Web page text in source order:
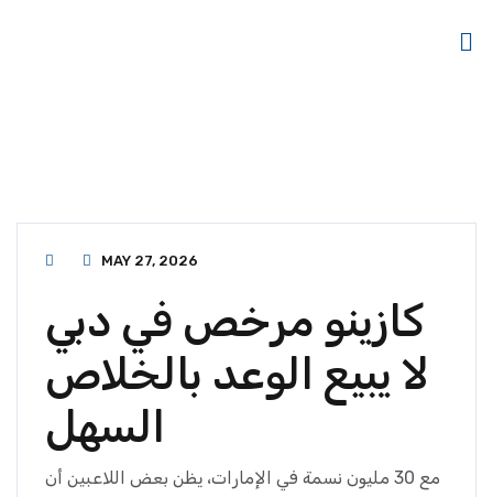
MAY 27, 2026
كازينو مرخص في دبي
لا يبيع الوعد بالخلاص
السهل
مع 30 مليون نسمة في الإمارات، يظن بعض اللاعبين أن